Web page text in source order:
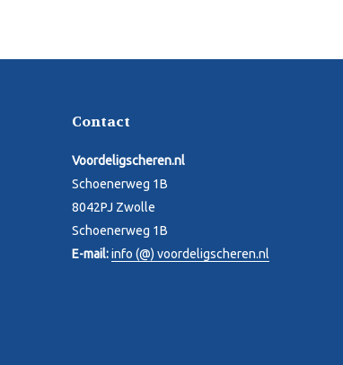
Contact
Voordeligscheren.nl
Schoenerweg 1B
8042PJ Zwolle
Schoenerweg 1B
E-mail:info (@) voordeligscheren.nl